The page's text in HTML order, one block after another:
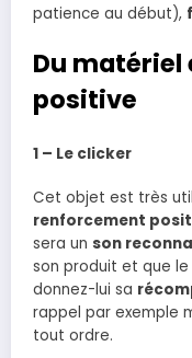
patience au début),
Du matériel
positive
1 – Le clicker
Cet objet est très
renforcement
sera un son
son produit et que
donnez-lui sa
rappel par exemple
tout ordre.